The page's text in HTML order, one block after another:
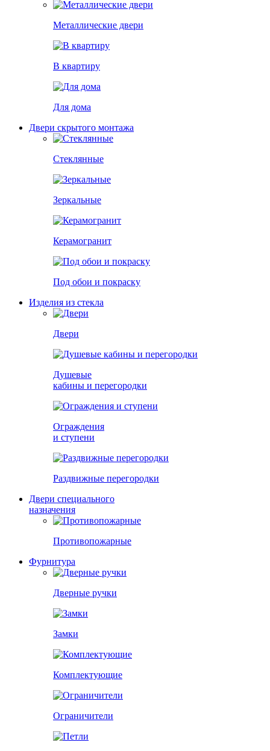
Металлические двери
В квартиру
Для дома
Двери скрытого монтажа
Стеклянные
Зеркальные
Керамогранит
Под обои и покраску
Изделия из стекла
Двери
Душевые
кабины и перегородки
Ограждения
и ступени
Раздвижные перегородки
Двери специального
назначения
Противопожарные
Фурнитура
Дверные ручки
Замки
Комплектующие
Ограничители